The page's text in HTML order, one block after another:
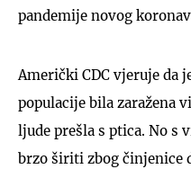
pandemije novog
Američki CDC vjeruje da
populacije bila zaražena
ljude prešla s ptica. No s
brzo širiti zbog činjenice